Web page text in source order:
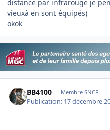
distance par infrarouge je
vieuxà en sont équipés)
okok
BB4100 Membre SNCF
Publication: 17 décembre